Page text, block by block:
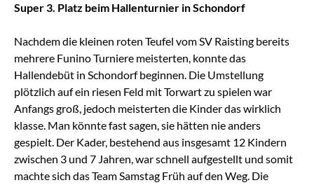
Super 3. Platz beim Hallenturnier in Schondorf
Nachdem die kleinen roten Teufel vom SV Raisting bereits
mehrere Funino Turniere meisterten, konnte das
Hallendebüt in Schondorf beginnen. Die Umstellung
plötzlich auf ein riesen Feld mit Torwart zu spielen war
Anfangs groß, jedoch meisterten die Kinder das wirklich
klasse. Man könnte fast sagen, sie hätten nie anders
gespielt. Der Kader, bestehend aus insgesamt 12 Kindern
zwischen 3 und 7 Jahren, war schnell aufgestellt und somit
machte sich das Team Samstag Früh auf den Weg. Die